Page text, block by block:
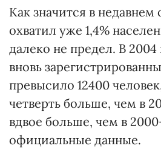
Как значится в
охватил уже 1,4%
далеко не предел. В 2004
вновь
превысило 12400
четверть больше, чем в
вдвое больше, чем в
официальные данные.